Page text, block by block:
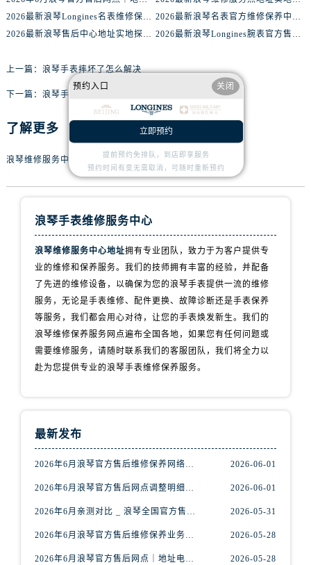
安徽省宿州市埇桥区人民中路浪琴售后服务中心（需提前预约）
2026最新浪琴Longines名表维修保养中心地址考察报告
2026最新浪琴名表官方维修保养中心网点地址调研报告
2026最新浪琴售后中心地址实地探访报告
2026最新浪琴Longines腕表官方售后维修服务中心地址调研报告
上一篇： 浪琴手表摔坏了怎么解决
下一篇： 浪琴手表外观有划痕解决技巧
了解更多
浪琴维修服务中心地址
浪琴手表维修服务中心
浪琴维修服务中心地址拥有专业团队，致力于为客户提供专
业的维修和保养服务。我们的技师拥有丰富的经验，并配备
了先进的维修设备，以确保为您的浪琴手表提供一流的维修
服务，无论是手表维修、配件更换、故障诊断还是手表保养
等服务，我们都会用心对待，让您的手表焕发新生。我们的
浪琴维修保养服务网点遍布全国各地，如果您有任何问题或
需要维修服务，请随时联系我们的客服团队，我们将全力以
赴为您提供专业的浪琴手表维修保养服务。
最新发布
2026年6月浪琴官方售后维修保养网络迁址及新设点快报 2026-06-01
2026年6月浪琴官方售后网点调整明细最终篇（迁址+新开业） 2026-06-01
2026年6月亲测对比 _ 浪琴全国官方售后服务体系2026焕新升级公告 2026-05-31
2026年6月浪琴官方售后维修保养业务网点重新配置补充通知原文内容公示 2026-05-28
2026年6月浪琴官方售后网点｜地址电话权威指南 2026-05-28
预约入口 关闭
立即预约
提前预约免排队，到店即享服务
预约时间有变无需取消，可随时重新预约